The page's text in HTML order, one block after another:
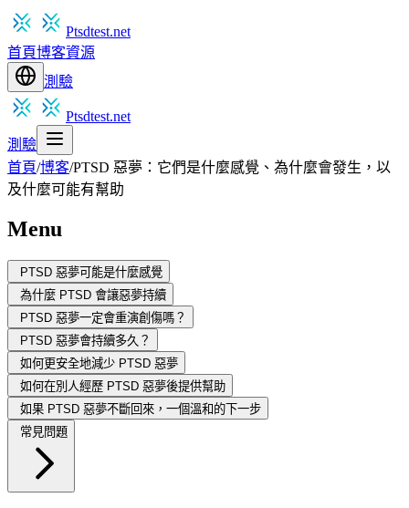
Ptsdtest.net
首頁博客資源
測驗
Ptsdtest.net
測驗
首頁/博客/PTSD 惡夢：它們是什麼感覺、為什麼會發生，以
及什麼可能有幫助
Menu
PTSD 惡夢可能是什麼感覺
為什麼 PTSD 會讓惡夢持續
PTSD 惡夢一定會重演創傷嗎？
PTSD 惡夢會持續多久？
如何更安全地減少 PTSD 惡夢
如何在別人經歷 PTSD 惡夢後提供幫助
如果 PTSD 惡夢不斷回來，一個溫和的下一步
常見問題